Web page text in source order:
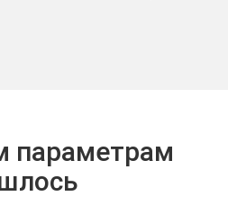
параметрам